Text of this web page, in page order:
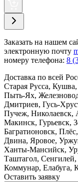
Заказать на нашем
электронную почту
номеру телефона: 8
Доставка по всей
Старая Русса,
Пыть-Ях,
Дмитриев, Гусь-
Пучеж, Николаевск,
Макинск, Гурьевск,
Багратионовск,
Двина, Яровое,
Ханты-Мансийск,
Таштагол,
Коммунар, Елабуга,
Оставить заявку